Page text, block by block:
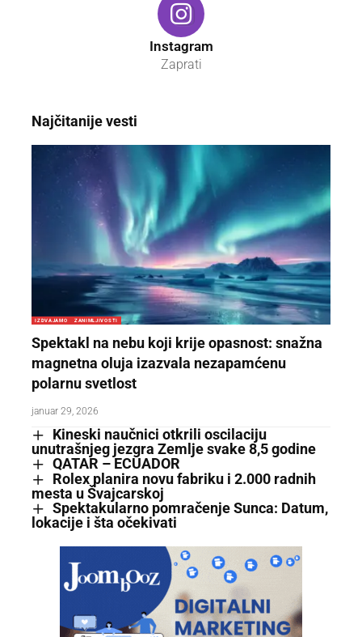
Instagram
Zaprati
Najčitanije vesti
IZDVAJAMO ZANIMLJIVOSTI
Spektakl na nebu koji krije opasnost: snažna
magnetna oluja izazvala nezapamćenu
polarnu svetlost
januar 29, 2026
Kineski naučnici otkrili oscilaciju
unutrašnjeg jezgra Zemlje svake 8,5 godine
QATAR – ECUADOR
Rolex planira novu fabriku i 2.000 radnih
mesta u Švajcarskoj
Spektakularno pomračenje Sunca: Datum,
lokacije i šta očekivati